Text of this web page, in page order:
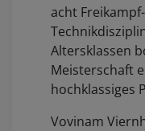
acht
Altersklassen
Meisterschaft
hochklassiges
Vovinam